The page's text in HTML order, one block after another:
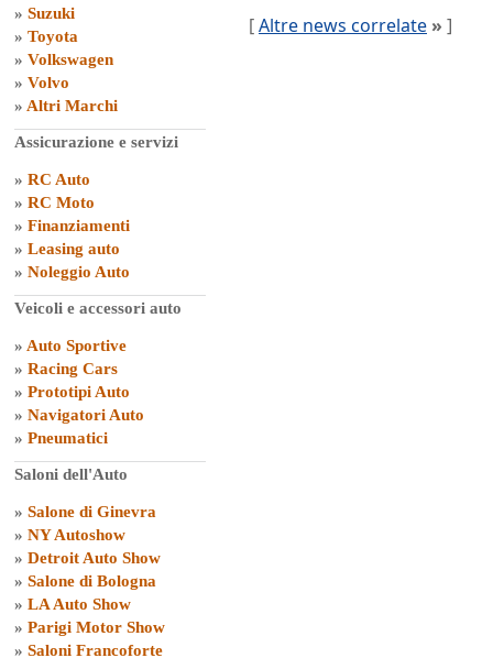
» Suzuki
» Toyota
» Volkswagen
» Volvo
» Altri Marchi
Assicurazione e servizi
» RC Auto
» RC Moto
» Finanziamenti
» Leasing auto
» Noleggio Auto
Veicoli e accessori auto
» Auto Sportive
» Racing Cars
» Prototipi Auto
» Navigatori Auto
» Pneumatici
Saloni dell'Auto
» Salone di Ginevra
» NY Autoshow
» Detroit Auto Show
» Salone di Bologna
» LA Auto Show
» Parigi Motor Show
» Saloni Francoforte
[Altre news correlate » ]